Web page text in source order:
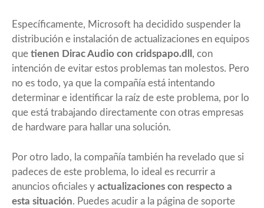
Específicamente, Microsoft ha decidido suspender la
distribución e instalación de actualizaciones en equipos
que tienen Dirac Audio con cridspapo.dll , con
intención de evitar estos problemas tan molestos. Pero
no es todo, ya que la compañía está intentando
determinar e identificar la raíz de este problema, por lo
que está trabajando directamente con otras empresas
de hardware para hallar una solución.
Por otro lado, la compañía también ha revelado que si
padeces de este problema, lo ideal es recurrir a
anuncios oficiales y actualizaciones con respecto a
esta situación. Puedes acudir a la página de soporte